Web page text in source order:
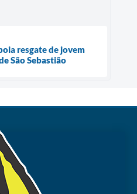
resgate de jovem
São Sebastião